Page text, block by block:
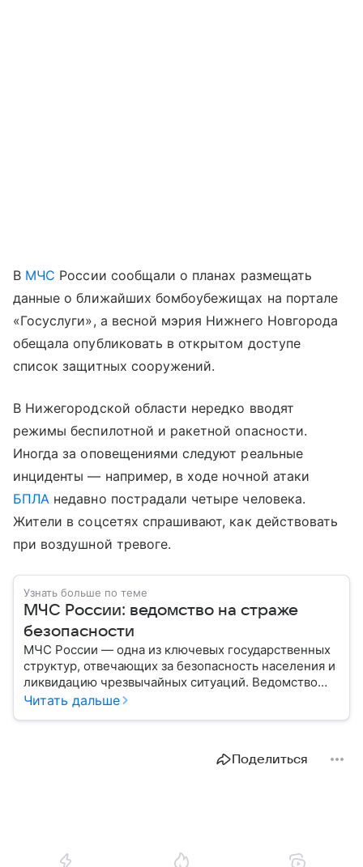
В МЧС России сообщали о планах размещать
данные о ближайших бомбоубежищах на портале
«Госуслуги», а весной мэрия Нижнего Новгорода
обещала опубликовать в открытом доступе
список защитных сооружений.
В Нижегородской области нередко вводят
режимы беспилотной и ракетной опасности.
Иногда за оповещениями следуют реальные
инциденты — например, в ходе ночной атаки
БПЛА недавно пострадали четыре человека.
Жители в соцсетях спрашивают, как действовать
при воздушной тревоге.
Узнать больше по теме
МЧС России: ведомство на страже
безопасности
МЧС России — одна из ключевых государственных
структур, отвечающих за безопасность населения и
ликвидацию чрезвычайных ситуаций. Ведомство
играет важную роль в защите граждан от
задачи выполняет и какую роль играет в
Читать дальше
Поделиться